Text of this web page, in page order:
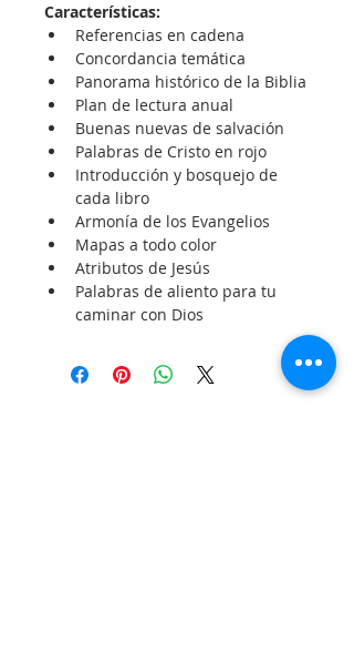
Características:
Referencias en cadena
Concordancia temática
Panorama histórico de la Biblia
Plan de lectura anual
Buenas nuevas de salvación
Palabras de Cristo en rojo
Introducción y bosquejo de
cada libro
Armonía de los Evangelios
Mapas a todo color
Atributos de Jesús
Palabras de aliento para tu
caminar con Dios